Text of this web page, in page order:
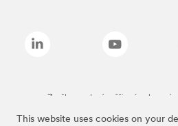
This website uses cookies on your
Značky uvedené vyššie sú ochranné